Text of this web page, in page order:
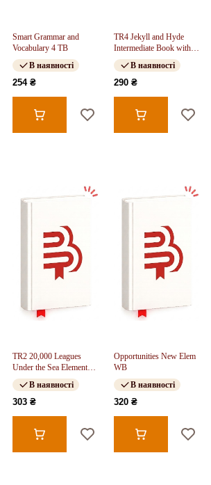
Smart Grammar and
Vocabulary 4 TB
В наявності
254 ₴
TR4 Jekyll and Hyde
Intermediate Book with
CD
В наявності
290 ₴
TR2 20,000 Leagues
Under the Sea Elementary
TB Pack FREE
В наявності
303 ₴
Opportunities New Elem
WB
В наявності
320 ₴